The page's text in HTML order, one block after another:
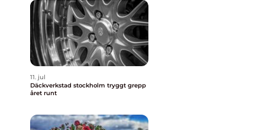
11. jul
Däckverkstad stockholm tryggt grepp
året runt